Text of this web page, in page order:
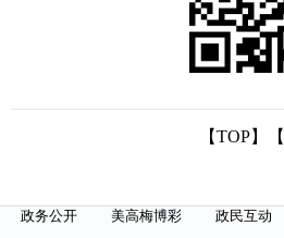
【TOP】 【
政务公开 美高梅博彩 政民互动